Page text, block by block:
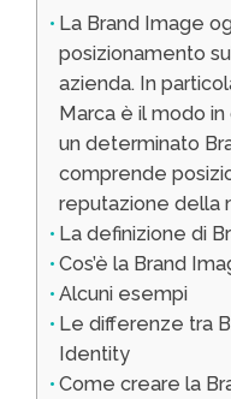
La Brand Image
posizionamento
azienda. In
Marca è il modo
un determinato
comprende
reputazione della
La definizione di
Cos’è la Brand
Alcuni esempi
Le differenze tra
Identity
Come creare la